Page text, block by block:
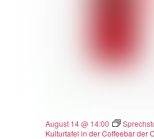
August 14 @ 14:00
Kulturtafel in der Coffeebar der